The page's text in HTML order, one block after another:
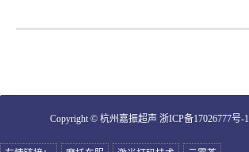
Copyright © 杭州嘉振超声 浙ICP备17026777号-1